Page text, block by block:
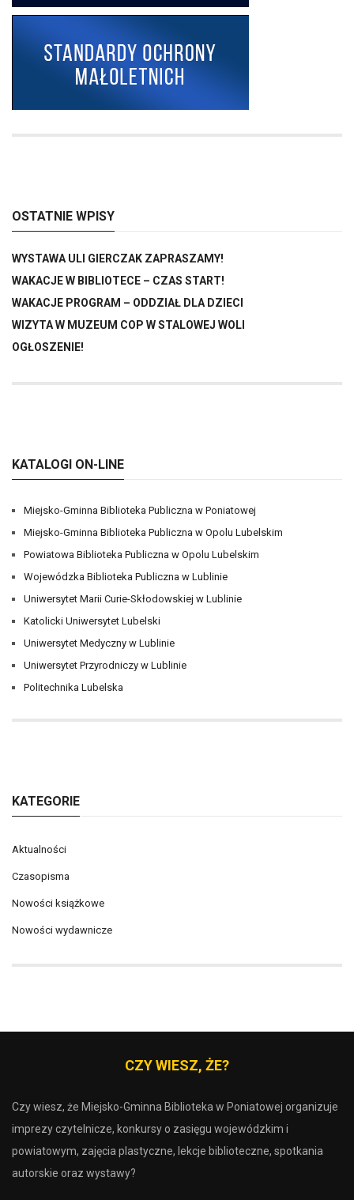
OSTATNIE WPISY
WYSTAWA ULI GIERCZAK ZAPRASZAMY!
WAKACJE W BIBLIOTECE – CZAS START!
WAKACJE PROGRAM – ODDZIAŁ DLA DZIECI
WIZYTA W MUZEUM COP W STALOWEJ WOLI
OGŁOSZENIE!
KATALOGI ON-LINE
Miejsko-Gminna Biblioteka Publiczna w Poniatowej
Miejsko-Gminna Biblioteka Publiczna w Opolu Lubelskim
Powiatowa Biblioteka Publiczna w Opolu Lubelskim
Wojewódzka Biblioteka Publiczna w Lublinie
Uniwersytet Marii Curie-Skłodowskiej w Lublinie
Katolicki Uniwersytet Lubelski
Uniwersytet Medyczny w Lublinie
Uniwersytet Przyrodniczy w Lublinie
Politechnika Lubelska
KATEGORIE
Aktualności
Czasopisma
Nowości książkowe
Nowości wydawnicze
CZY WIESZ, ŻE?
Czy wiesz, że Miejsko-Gminna Biblioteka w Poniatowej organizuje
imprezy czytelnicze, konkursy o zasięgu wojewódzkim i
powiatowym, zajęcia plastyczne, lekcje biblioteczne, spotkania
autorskie oraz wystawy?